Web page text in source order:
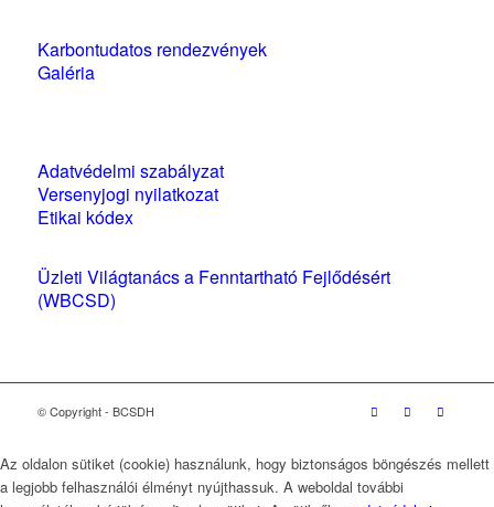
Karbontudatos rendezvények
Galéria
Adatvédelmi szabályzat
Versenyjogi nyilatkozat
Etikai kódex
Üzleti Világtanács a Fenntartható Fejlődésért
(WBCSD)
© Copyright - BCSDH
Az oldalon sütiket (cookie) használunk, hogy biztonságos böngészés mellett
a legjobb felhasználói élményt nyújthassuk. A weboldal további